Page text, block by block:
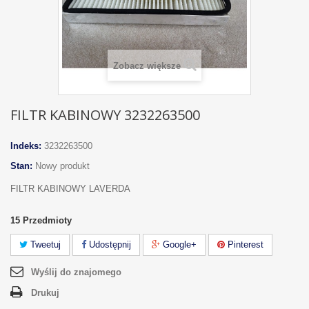
Zobacz większe
FILTR KABINOWY 3232263500
Indeks: 3232263500
Stan: Nowy produkt
FILTR KABINOWY LAVERDA
15 Przedmioty
Tweetuj Udostępnij Google+ Pinterest
Wyślij do znajomego
Drukuj